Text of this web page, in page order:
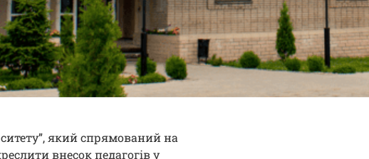
який спрямований на
внесок педагогів у